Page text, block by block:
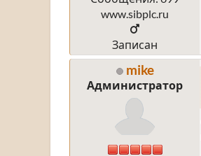
www.sibplc.ru
Записан
mike
Администратор